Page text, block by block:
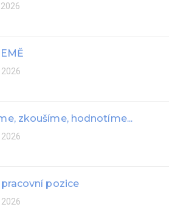
2026
zkoušíme, hodnotíme...
2026
pozice
2026